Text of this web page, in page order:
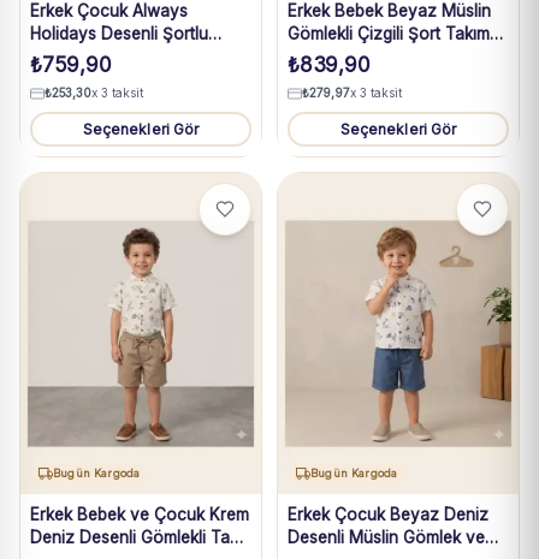
Erkek Çocuk Always
Holidays Desenli Şortlu
Takım
₺759,90
₺253,30x 3 taksit
Seçenekleri Gör
Erkek Bebek Beyaz Müslin
Gömlekli Çizgili Şort Takım
6-24 Ay
₺839,90
₺279,97x 3 taksit
Seçenekleri Gör
Bugün Kargoda
Erkek Bebek ve Çocuk Krem
Deniz Desenli Gömlekli Taba
Bugün Kargoda
Erkek Çocuk Beyaz Deniz
Desenli Müslin Gömlek ve